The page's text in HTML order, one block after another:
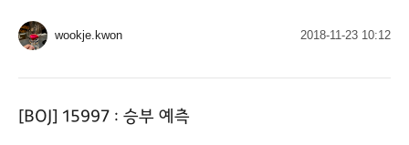
는가?...wookje.kwon 2018-11-23 10:12
[BOJ] 15997 : 승부 예측